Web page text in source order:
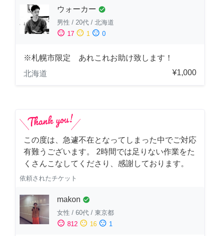
ウォーカー check_circle
男性 / 20代 / 北海道
sentiment_satisfied 17 sentiment_neutral 1 sentiment_dissatisfied 0
※札幌市限定 あれこれお助け致します！
北海道
¥1,000
この度は、急遽不在となってしまった中でご対応
有難うございます。 2時間では足りない作業をた
くさんこなしてくださり、感謝しております。
依頼されたチケット
makon check_circle
女性 / 60代 / 東京都
sentiment_satisfied 812 sentiment_neutral 16 sentiment_dissatisfied 1